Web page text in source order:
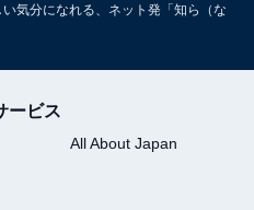
気分になれる、ネット発「知ら（な
ービス
All About Japan